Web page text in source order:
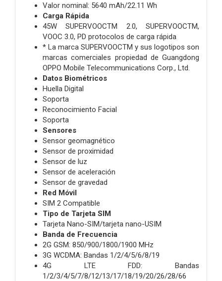
Valor nominal: 5640 mAh/22.11 Wh
Carga Rápida
45W SUPERVOOCTM 2.0, SUPERVOOCTM,
VOOC 3.0, PD protocolos de carga rápida
* La marca SUPERVOOCTM y sus logotipos son
marcas comerciales propiedad de Guangdong
OPPO Mobile Telecommunications Corp., Ltd.
Datos Biométricos
Huella Digital
Soporta
Reconocimiento Facial
Soporta
Sensores
Sensor geomagnético
Sensor de proximidad
Sensor de luz
Sensor de aceleración
Sensor de gravedad
Red Móvil
SIM 2 Compatible
Tipo de Tarjeta SIM
Tarjeta Nano-SIM/tarjeta nano-USIM
Banda de Frecuencia
2G GSM: 850/900/1800/1900 MHz
3G WCDMA: Bandas 1/2/4/5/6/8/19
4G LTE FDD: Bandas
1/2/3/4/5/7/8/12/13/17/18/19/20/26/28/66